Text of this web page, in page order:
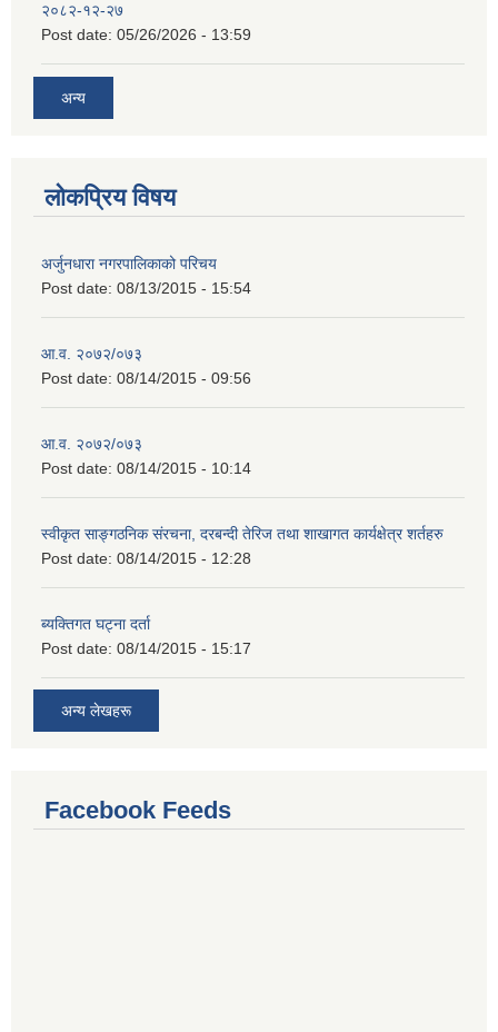
२०८२-१२-२७
Post date: 05/26/2026 - 13:59
अन्य
लोकप्रिय विषय
अर्जुनधारा नगरपालिकाको परिचय
Post date: 08/13/2015 - 15:54
आ.व. २०७२/०७३
Post date: 08/14/2015 - 09:56
आ.व. २०७२/०७३
Post date: 08/14/2015 - 10:14
स्वीकृत साङ्गठनिक संरचना, दरबन्दी तेरिज तथा शाखागत कार्यक्षेत्र शर्तहरु
Post date: 08/14/2015 - 12:28
ब्यक्तिगत घट्ना दर्ता
Post date: 08/14/2015 - 15:17
अन्य लेखहरू
Facebook Feeds